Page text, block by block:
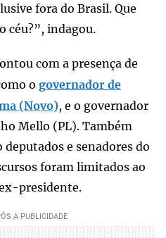
fora do Brasil. Que
céu?”, indagou.
com a presença de
o governador de
(Novo), e o governador
Mello (PL). Também
e senadores do
foram limitados ao
presidente.